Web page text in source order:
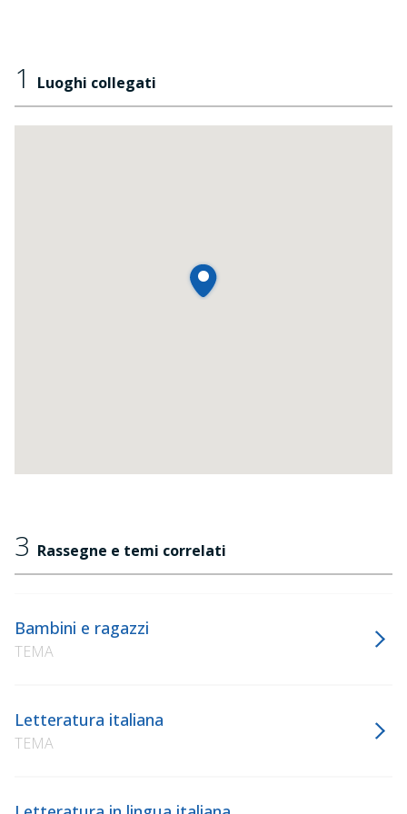
1 Luoghi collegati
3 Rassegne e temi correlati
Bambini e ragazzi
TEMA
Letteratura italiana
TEMA